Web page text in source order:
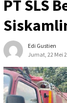
PT SLS
Edi Gustien
Jumat, 22 Mei